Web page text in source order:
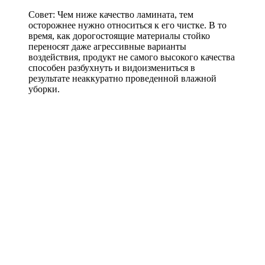
Совет: Чем ниже качество ламината, тем
осторожнее нужно относиться к его чистке. В то
время, как дорогостоящие материалы стойко
переносят даже агрессивные варианты
воздействия, продукт не самого высокого качества
способен разбухнуть и видоизмениться в
результате неаккуратно проведенной влажной
уборки.